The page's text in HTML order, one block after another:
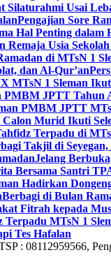
Silaturahmi Usai
Pengajian Sore
Hal Penting dalam
Remaja Usia
di MTsN 1
dan Al-Qur’an
MTsN 1 Sleman
PMBM JPTT Tahun
PMBM JPTT
Calon Murid Ikuti
Terpadu di
Takjil di
Jelang
Bersama Santri
Hadirkan
Berbagi di Bulan
Fitrah kepada
Terpadu MTsN 1
Tes Hafalan
: 08112959566,